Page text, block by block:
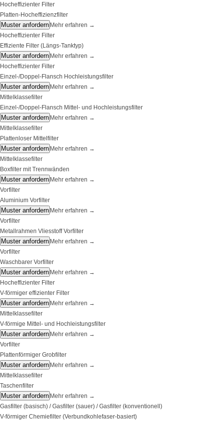
Hocheffizienter Filter
Platten-Hocheffizienzfilter
Muster anfordern Mehr erfahren →
Hocheffizienter Filter
Effiziente Filter (Längs-Tanktyp)
Muster anfordern Mehr erfahren →
Hocheffizienter Filter
Einzel-/Doppel-Flansch Hochleistungsfilter
Muster anfordern Mehr erfahren →
Mittelklassefilter
Einzel-/Doppel-Flansch Mittel- und Hochleistungsfilter
Muster anfordern Mehr erfahren →
Mittelklassefilter
Plattenloser Mittelfilter
Muster anfordern Mehr erfahren →
Mittelklassefilter
Boxfilter mit Trennwänden
Muster anfordern Mehr erfahren →
Vorfilter
Aluminium Vorfilter
Muster anfordern Mehr erfahren →
Vorfilter
Metallrahmen Vliesstoff Vorfilter
Muster anfordern Mehr erfahren →
Vorfilter
Waschbarer Vorfilter
Muster anfordern Mehr erfahren →
Hocheffizienter Filter
V-förmiger effizienter Filter
Muster anfordern Mehr erfahren →
Mittelklassefilter
V-förmige Mittel- und Hochleistungsfilter
Muster anfordern Mehr erfahren →
Vorfilter
Plattenförmiger Grobfilter
Muster anfordern Mehr erfahren →
Mittelklassefilter
Taschenfilter
Muster anfordern Mehr erfahren →
Gasfilter (basisch) / Gasfilter (sauer) / Gasfilter (konventionell)
V-förmiger Chemiefilter (Verbundkohlefaser-basiert)